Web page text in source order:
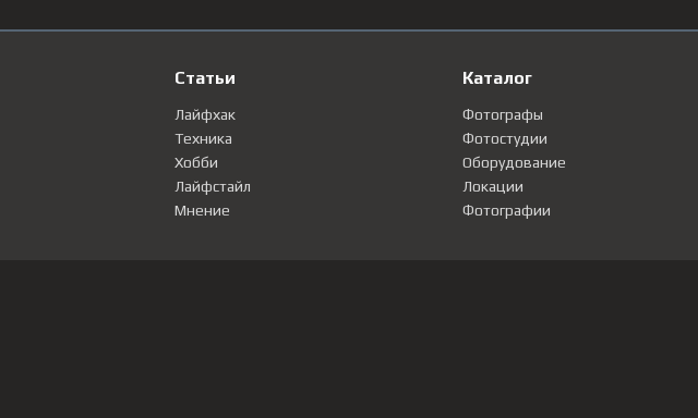
Статьи
Лайфхак
Техника
Хобби
Лайфстайл
Мнение
Каталог
Фотографы
Фотостудии
Оборудование
Локации
Фотографии